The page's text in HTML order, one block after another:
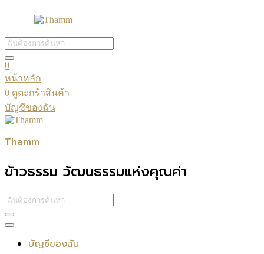
0
หน้าหลัก
0 ดูตะกร้าสินค้า
บัญชีของฉัน
Thamm
ข้าวธรรม วัฒนธรรมแห่งคุณค่า
บัญชีของฉัน